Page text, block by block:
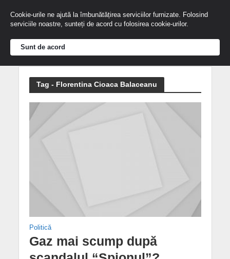
Tag - Florentina Cioaca Balaceanu
Politică
Gaz mai scump după
Cookie-urile ne ajută la îmbunătățirea serviciilor furnizate. Folosind
serviciile noastre, sunteți de acord cu folosirea cookie-urilor.
Sunt de acord